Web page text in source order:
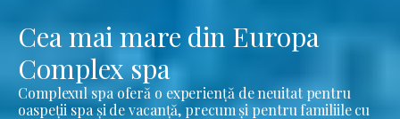
Cea mai mare din Europa
Complex spa
Complexul spa oferă o experiență de neuitat pentru
oaspeții spa și de vacanță, precum și pentru familiile cu